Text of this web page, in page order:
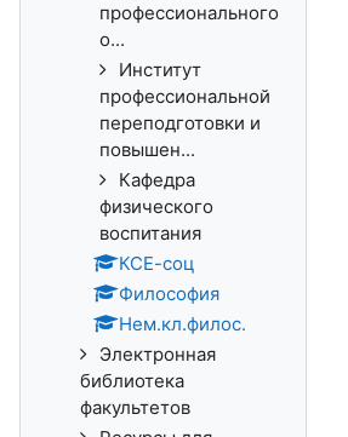
профессионального
о...
Институт
профессиональной
переподготовки и
повышен...
Кафедра
физического
воспитания
КСЕ-соц
Философия
Нем.кл.филос.
Электронная
библиотека
факультетов